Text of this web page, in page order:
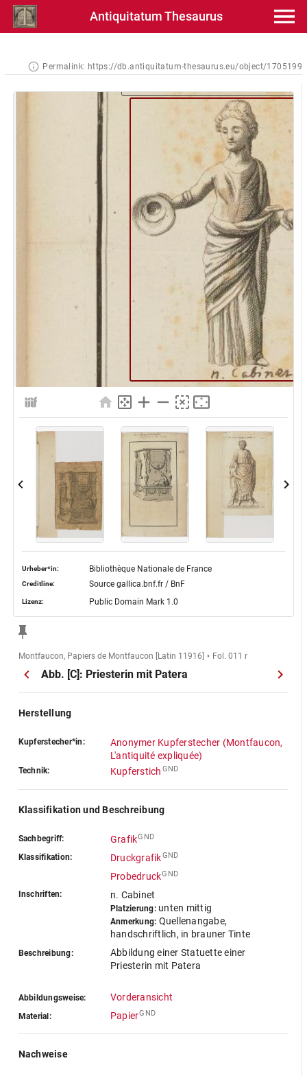
Antiquitatum Thesaurus
Permalink: https://db.antiquitatum-thesaurus.eu/object/1705199
Urheber*in: Bibliothèque Nationale de France
Creditline: Source gallica.bnf.fr / BnF
Lizenz: Public Domain Mark 1.0
Montfaucon, Papiers de Montfaucon [Latin 11916] Fol. 011 r
Abb. [C]: Priesterin mit Patera
Herstellung
Kupferstecher*in:
Anonymer Kupferstecher (Montfaucon,
L'antiquité expliquée)
Technik: Kupferstich GND
Klassifikation und Beschreibung
Sachbegriff: GrafikGND
Klassifikation: DruckgrafikGND
ProbedruckGND
Inschriften: n. Cabinet
Platzierung:unten mittig
Anmerkung: Quellenangabe,
handschriftlich, in brauner Tinte
Beschreibung:
Abbildung einer Statuette einer
Priesterin mit Patera
Abbildungsweise: Vorderansicht
Material: PapierGND
Nachweise